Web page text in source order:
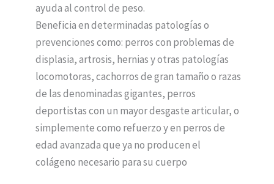
ayuda al control de peso.
Beneficia en determinadas patologías o
prevenciones como: perros con problemas de
displasia, artrosis, hernias y otras patologías
locomotoras, cachorros de gran tamaño o razas
de las denominadas gigantes, perros
deportistas con un mayor desgaste articular, o
simplemente como refuerzo y en perros de
edad avanzada que ya no producen el
colágeno necesario para su cuerpo